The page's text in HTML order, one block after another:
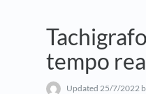
tempo
Updated 25/7/2022